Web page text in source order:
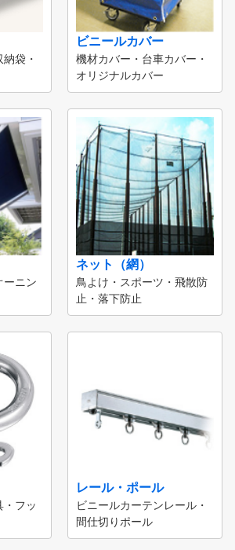
袋・
ビニールカバー
機材カバー・台車カバー・
オリジナルカバー
ーニン
ネット（網）
鳥よけ・スポーツ・飛散防
止・落下防止
・フッ
レール・ポール
ビニールカーテンレール・
間仕切りポール